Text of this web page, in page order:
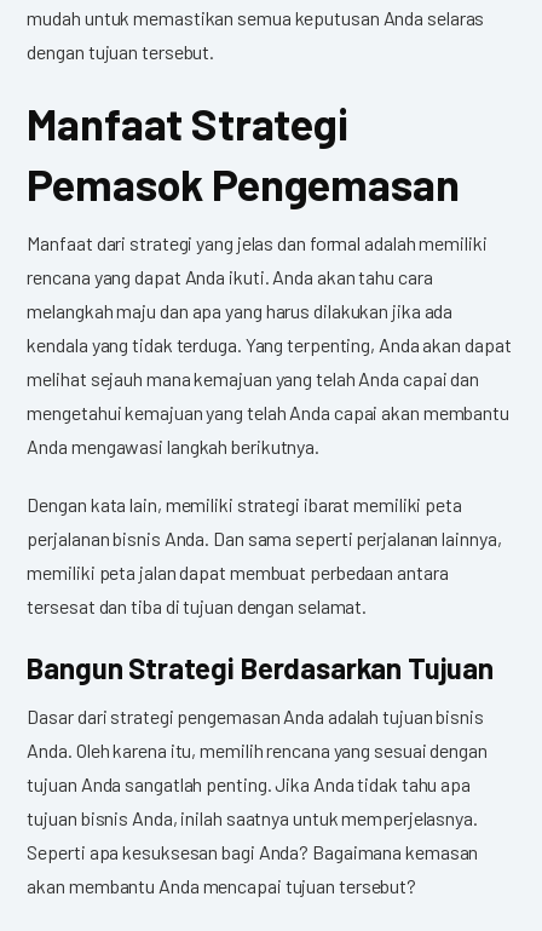
mudah untuk memastikan semua keputusan Anda selaras
dengan tujuan tersebut.
Manfaat Strategi
Pemasok Pengemasan
Manfaat dari strategi yang jelas dan formal adalah memiliki
rencana yang dapat Anda ikuti. Anda akan tahu cara
melangkah maju dan apa yang harus dilakukan jika ada
kendala yang tidak terduga. Yang terpenting, Anda akan dapat
melihat sejauh mana kemajuan yang telah Anda capai dan
mengetahui kemajuan yang telah Anda capai akan membantu
Anda mengawasi langkah berikutnya.
Dengan kata lain, memiliki strategi ibarat memiliki peta
perjalanan bisnis Anda. Dan sama seperti perjalanan lainnya,
memiliki peta jalan dapat membuat perbedaan antara
tersesat dan tiba di tujuan dengan selamat.
Bangun Strategi Berdasarkan Tujuan
Dasar dari strategi pengemasan Anda adalah tujuan bisnis
Anda. Oleh karena itu, memilih rencana yang sesuai dengan
tujuan Anda sangatlah penting. Jika Anda tidak tahu apa
tujuan bisnis Anda, inilah saatnya untuk memperjelasnya.
Seperti apa kesuksesan bagi Anda? Bagaimana kemasan
akan membantu Anda mencapai tujuan tersebut?